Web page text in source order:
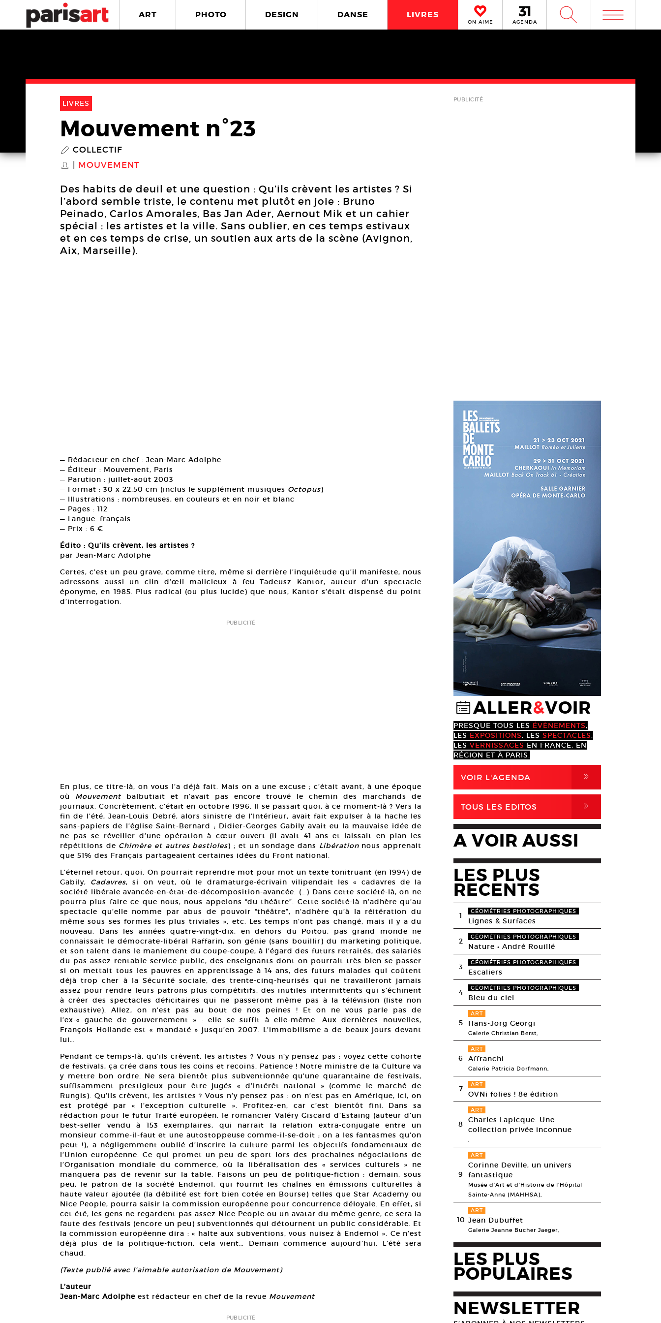
ART PHOTO DESIGN DANSE LIVRES
ON AIME AGENDA W m
LIVRES
Mouvement n°23
P COLLECTIF
S MOUVEMENT
Des habits de deuil et une question : Qu’ils crèvent les artistes ? Si
l’abord semble triste, le contenu met plutôt en joie : Bruno
Peinado, Carlos Amorales, Bas Jan Ader, Aernout Mik et un cahier
spécial : les artistes et la ville. Sans oublier, en ces temps estivaux
et en ces temps de crise, un soutien aux arts de la scène (Avignon,
Aix, Marseille).
— Rédacteur en chef : Jean-Marc Adolphe
— Éditeur : Mouvement, Paris
— Parution : juillet-aoüt 2003
— Format : 30 x 22,50 cm (inclus le supplément musiques Octopus)
— Illustrations : nombreuses, en couleurs et en noir et blanc
— Pages : 112
— Langue: français
— Prix : 6 €
Édito : Qu’ils crèvent, les artistes ?
par Jean-Marc Adolphe
Certes, c’est un peu grave, comme titre, même si derrière l’inquiétude qu’il manifeste, nous
adressons aussi un clin d’œil malicieux à feu Tadeusz Kantor, auteur d’un spectacle
éponyme, en 1985. Plus radical (ou plus lucide) que nous, Kantor s’était dispensé du point
d’interrogation.
PUBLICITÉ
En plus, ce titre-là, on vous l’a déjà fait. Mais on a une excuse ; c’était avant, à une époque
où Mouvement balbutiait et n’avait pas encore trouvé le chemin des marchands de
journaux. Concrètement, c’était en octobre 1996. Il se passait quoi, à ce moment-là ? Vers la
fin de l’été, Jean-Louis Debré, alors sinistre de l’Intérieur, avait fait expulser à la hache les
sans-papiers de l’église Saint-Bernard ; Didier-Georges Gabily avait eu la mauvaise idée de
ne pas se réveiller d’une opération à cœur ouvert (il avait 41 ans et laissait en plan les
répétitions de Chimère et autres bestioles) ; et un sondage dans Libérationnous apprenait
que 51% des Français partageaient certaines idées du Front national.
L’éternel retour, quoi. On pourrait reprendre mot pour mot un texte tonitruant (en 1994) de
Gabily, Cadavres, si on veut, où le dramaturge-écrivain vilipendait les « cadavres de la
société libérale avancée-en-état-de-décomposition-avancée. (…) Dans cette société-là, on ne
pourra plus faire ce que nous, nous appelons “du théâtre”. Cette société-là n’adhère qu’au
spectacle qu’elle nomme par abus de pouvoir “théâtre”, n’adhère qu’à la réitération du
même sous ses formes les plus triviales », etc. Les temps n’ont pas changé, mais il y a du
nouveau. Dans les années quatre-vingt-dix, en dehors du Poitou, pas grand monde ne
connaissait le démocrate-libéral Raffarin, son génie (sans bouillir) du marketing politique,
et son talent dans le maniement du coupe-coupe, à l’égard des futurs retraités, des salariés
du pas assez rentable service public, des enseignants dont on pourrait très bien se passer
si on mettait tous les pauvres en apprentissage à 14 ans, des futurs malades qui coûtent
déjà trop cher à la Sécurité sociale, des trente-cinq-heurisés qui ne travailleront jamais
assez pour rendre leurs patrons plus compétitifs, des inutiles intermittents qui s’échinent
à créer des spectacles déficitaires qui ne passeront même pas à la télévision (liste non
exhaustive). Allez, on n’est pas au bout de nos peines ! Et on ne vous parle pas de
l’ex-« gauche de gouvernement » : elle se suffit à elle-même. Aux dernières nouvelles,
François Hollande est « mandaté » jusqu’en 2007. L’immobilisme a de beaux jours devant
lui…
Pendant ce temps-là, qu’ils crèvent, les artistes ? Vous n’y pensez pas : voyez cette cohorte
de festivals, ça crée dans tous les coins et recoins. Patience ! Notre ministre de la Culture va
y mettre bon ordre. Ne sera bientôt plus subventionnée qu’une quarantaine de festivals,
suffisamment prestigieux pour être jugés « d’intérêt national » (comme le marché de
Rungis). Qu’ils crèvent, les artistes ? Vous n’y pensez pas : on n’est pas en Amérique, ici, on
est protégé par « l’exception culturelle ». Profitez-en, car c’est bientôt fini. Dans sa
rédaction pour le futur Traité européen, le romancier Valéry Giscard d’Estaing (auteur d’un
best-seller vendu à 153 exemplaires, qui narrait la relation extra-conjugale entre un
monsieur comme-il-faut et une autostoppeuse comme-il-se-doit ; on a les fantasmes qu’on
peut !), a négligemment oublié d’inscrire la culture parmi les objectifs fondamentaux de
l’Union européenne. Ce qui promet un peu de sport lors des prochaines négociations de
l’Organisation mondiale du commerce, où la libéralisation des « services culturels » ne
manquera pas de revenir sur la table. Faisons un peu de politique-fiction : demain, sous
peu, le patron de la société Endemol, qui fournit les chaînes en émissions culturelles à
haute valeur ajoutée (la débilité est fort bien cotée en Bourse) telles que Star Academy ou
Nice People, pourra saisir la commission européenne pour concurrence déloyale. En effet, si
cet été, les gens ne regardent pas assez Nice People ou un avatar du même genre, ce sera la
faute des festivals (encore un peu) subventionnés qui détournent un public considérable. Et
la commission européenne dira : « halte aux subventions, vous nuisez à Endemol ». Ce n’est
déjà plus de la politique-fiction, cela vient… Demain commence aujourd’hui. L’été sera
chaud.
(Texte publié avec l’aimable autorisation de Mouvement)
L’auteur
Jean-Marc Adolphe est rédacteur en chef de la revue Mouvement
PUBLICITÉ
PUBLICITÉ
@ALLER&VOIR
PRESQUE TOUS LES ÉVÈNEMENTS,
LES EXPOSITIONS, LES SPECTACLES,
LES VERNISSAGES EN FRANCE, EN
RÉGION ET À PARIS.
VOIR L'AGENDA ,
TOUS LES EDITOS ,
A VOIR AUSSI
LES PLUS
RECENTS
1 GÉOMÉTRIES PHOTOGRAPHIQUES
Lignes & Surfaces
2 GÉOMÉTRIES PHOTOGRAPHIQUES
Nature • André Rouillé
3 GÉOMÉTRIES PHOTOGRAPHIQUES
Escaliers
4 GÉOMÉTRIES PHOTOGRAPHIQUES
Bleu du ciel
5
ART
Hans-Jörg Georgi
Galerie Christian Berst,
6
ART
Affranchi
Galerie Patricia Dorfmann,
7 ART
OVNi folies ! 8e édition
8
ART
Charles Lapicque. Une
collection privée inconnue
,
9
ART
Corinne Deville, un univers
fantastique
Musée d’Art et d’Histoire de l’Hôpital
Sainte-Anne (MAHHSA),
10
ART
Jean Dubuffet
Galerie Jeanne Bucher Jaeger,
LES PLUS
POPULAIRES
NEWSLETTER